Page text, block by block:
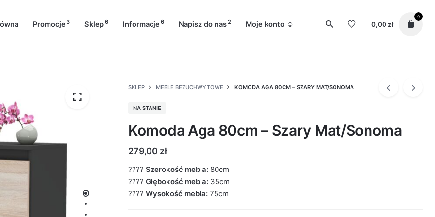
Promocje 3 Sklep6 Informacje 6 Napisz do nas2 Moje konto ☺️ 0,00 zł
0
SKLEP MEBLE BEZUCHWYTOWE KOMODA AGA 80CM – SZARY MAT/SONOMA
NA STANIE
Komoda Aga 80cm – Szary Mat/Sonoma
279,00 zł
???? Szerokość mebla: 80cm
???? Głębokość mebla: 35cm
???? Wysokość mebla: 75cm